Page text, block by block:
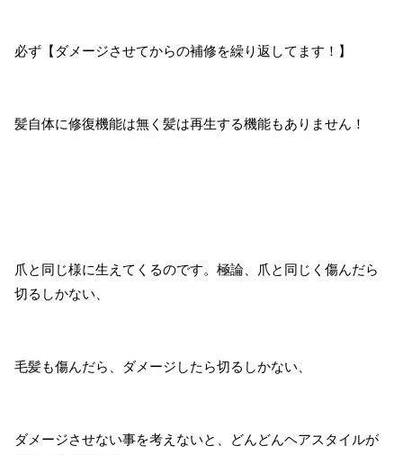
必ず【ダメージさせてからの補修を繰り返してます！】
髪自体に修復機能は無く髪は再生する機能もありません！
爪と同じ様に生えてくるのです。極論、爪と同じく傷んだら
切るしかない、
毛髪も傷んだら、ダメージしたら切るしかない、
ダメージさせない事を考えないと、どんどんヘアスタイルが